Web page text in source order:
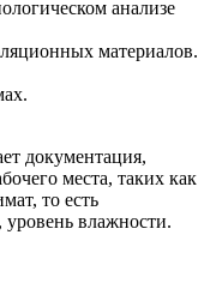
анализе
материалов.
документация,
места, таких как
то есть
уровень влажности.